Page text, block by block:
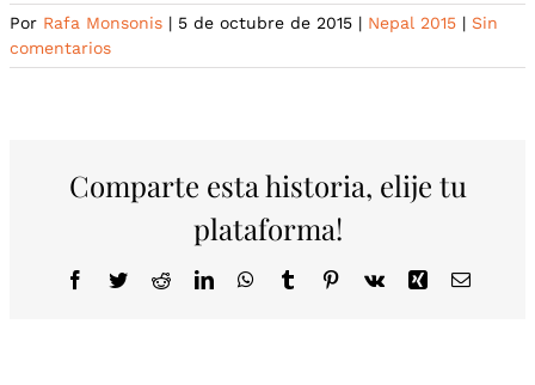
Por Rafa Monsonis | 5 de octubre de 2015 | Nepal 2015 | Sin
comentarios
Comparte esta historia, elije tu
plataforma!
Facebook
TwitterRedditLinkedInWhatsApp
TumblrPinterest
Vk Xing Correo